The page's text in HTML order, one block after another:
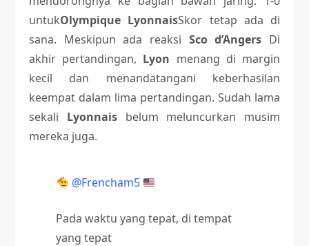
untukOlympique LyonnaisSkor tetap ada di
sana. Meskipun ada reaksi Sco d’Angers Di
akhir pertandingan, Lyon menang di margin
kecil dan menandatangani keberhasilan
keempat dalam lima pertandingan. Sudah lama
sekali Lyonnais belum meluncurkan musim
mereka juga.
@Frencham5
Pada waktu yang tepat, di tempat
yang tepat